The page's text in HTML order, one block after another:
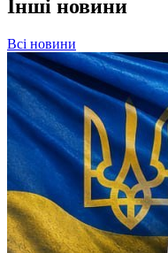
Інші новини
Всі новини